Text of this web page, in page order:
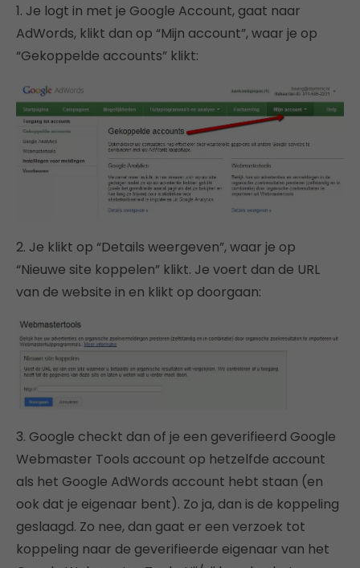
1. Je logt in met je Google Account, gaat naar
AdWords, klikt dan op “Mijn account”, waar je op
“Gekoppelde accounts” klikt:
2. Je klikt op “Details weergeven”, waar je op
“Nieuwe site koppelen” klikt. Je voert dan de URL
van de website in en klikt op doorgaan:
3. Google checkt dan of je een geverifieerd Google
Webmaster Tools account op hetzelfde account
als het Google AdWords account hebt staan (en
ook dat je eigenaar bent). Zo ja, dan is de koppeling
geslaagd. Zo nee, dan gaat er een verzoek tot
koppeling naar de geverifieerde eigenaar van het